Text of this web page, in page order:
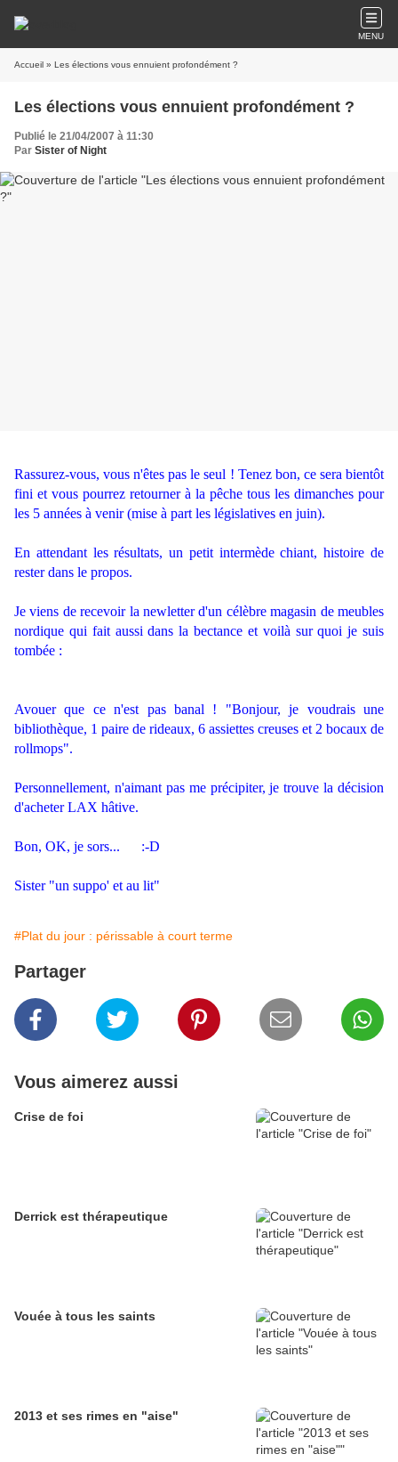
MENU
Accueil » Les élections vous ennuient profondément ?
Les élections vous ennuient profondément ?
Publié le 21/04/2007 à 11:30
Par Sister of Night
Rassurez-vous, vous n'êtes pas le seul ! Tenez bon, ce sera bientôt
fini et vous pourrez retourner à la pêche tous les dimanches pour
les 5 années à venir (mise à part les législatives en juin).
En attendant les résultats, un petit intermède chiant, histoire de
rester dans le propos.
Je viens de recevoir la newletter d'un célèbre magasin de meubles
nordique qui fait aussi dans la bectance et voilà sur quoi je suis
tombée :
Avouer que ce n'est pas banal ! "Bonjour, je voudrais une
bibliothèque, 1 paire de rideaux, 6 assiettes creuses et 2 bocaux de
rollmops".
Personnellement, n'aimant pas me précipiter, je trouve la décision
d'acheter LAX hâtive.
Bon, OK, je sors... :-D
Sister "un suppo' et au lit"
#Plat du jour : périssable à court terme
Partager
Vous aimerez aussi
Crise de foi
Derrick est thérapeutique
Vouée à tous les saints
2013 et ses rimes en "aise"